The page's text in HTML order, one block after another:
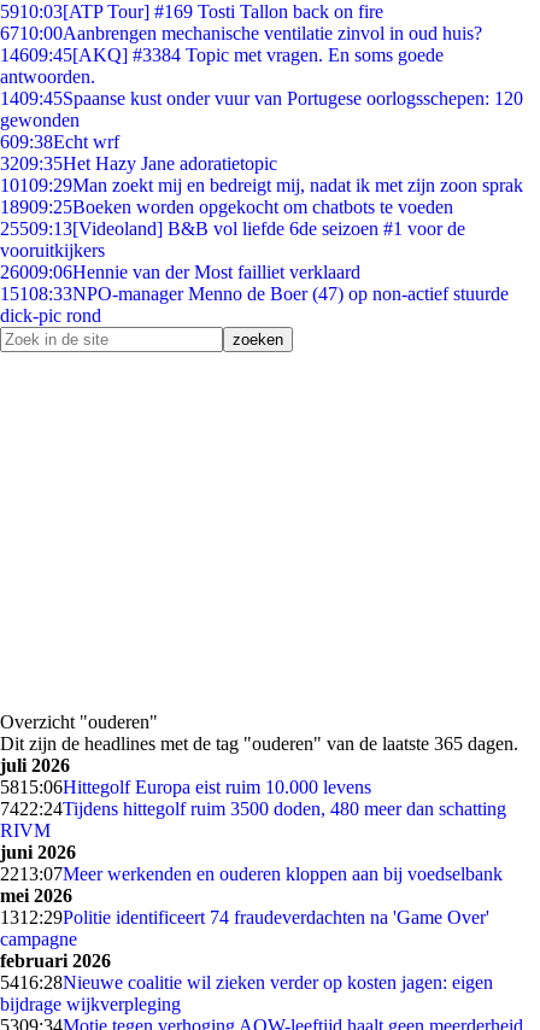
5910:03[ATP Tour] #169 Tosti Tallon back on fire
6710:00Aanbrengen mechanische ventilatie zinvol in oud huis?
14609:45[AKQ] #3384 Topic met vragen. En soms goede
antwoorden.
1409:45Spaanse kust onder vuur van Portugese oorlogsschepen: 120
gewonden
609:38Echt wrf
3209:35Het Hazy Jane adoratietopic
10109:29Man zoekt mij en bedreigt mij, nadat ik met zijn zoon sprak
18909:25Boeken worden opgekocht om chatbots te voeden
25509:13[Videoland] B&B vol liefde 6de seizoen #1 voor de
vooruitkijkers
26009:06Hennie van der Most failliet verklaard
15108:33NPO-manager Menno de Boer (47) op non-actief stuurde
dick-pic rond
Overzicht "ouderen"
Dit zijn de headlines met de tag "ouderen" van de laatste 365 dagen.
juli 2026
5815:06Hittegolf Europa eist ruim 10.000 levens
7422:24Tijdens hittegolf ruim 3500 doden, 480 meer dan schatting
RIVM
juni 2026
2213:07Meer werkenden en ouderen kloppen aan bij voedselbank
mei 2026
1312:29Politie identificeert 74 fraudeverdachten na 'Game Over'
campagne
februari 2026
5416:28Nieuwe coalitie wil zieken verder op kosten jagen: eigen
bijdrage wijkverpleging
5309:34Motie tegen verhoging AOW-leeftijd haalt geen meerderheid